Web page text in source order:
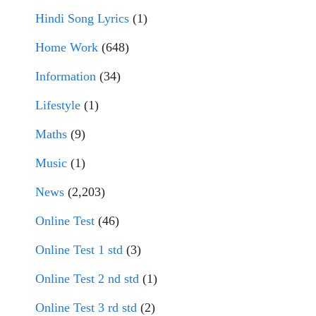
Hindi Song Lyrics (1)
Home Work (648)
Information (34)
Lifestyle (1)
Maths (9)
Music (1)
News (2,203)
Online Test (46)
Online Test 1 std (3)
Online Test 2 nd std (1)
Online Test 3 rd std (2)